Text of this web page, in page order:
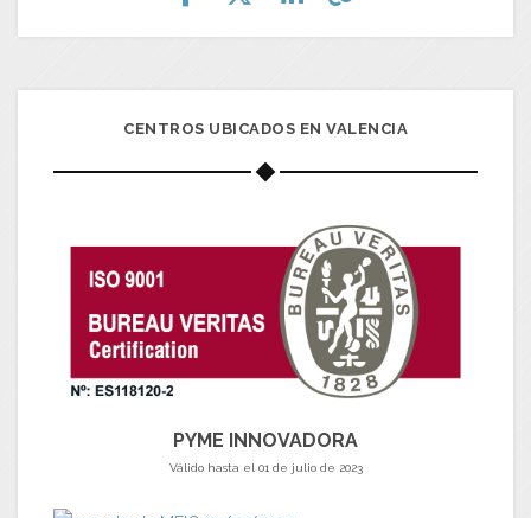
CENTROS UBICADOS EN VALENCIA
PYME INNOVADORA
Válido hasta el 01 de julio de 2023